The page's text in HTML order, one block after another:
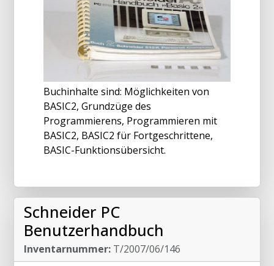
Buchinhalte sind: Möglichkeiten von
BASIC2, Grundzüge des
Programmierens, Programmieren mit
BASIC2, BASIC2 für Fortgeschrittene,
BASIC-Funktionsübersicht.
Schneider PC
Benutzerhandbuch
Inventarnummer: T/2007/06/146